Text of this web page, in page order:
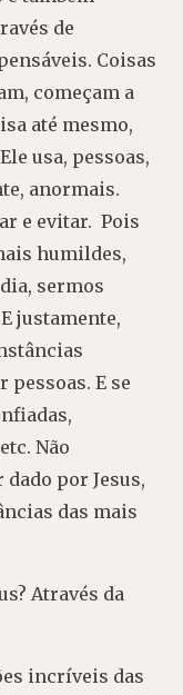
de
Coisas
começam a
até mesmo,
usa, pessoas,
anormais.
e evitar. Pois
humildes,
sermos
justamente,
pessoas. E se
Não
por Jesus,
das mais
Através da
incríveis das